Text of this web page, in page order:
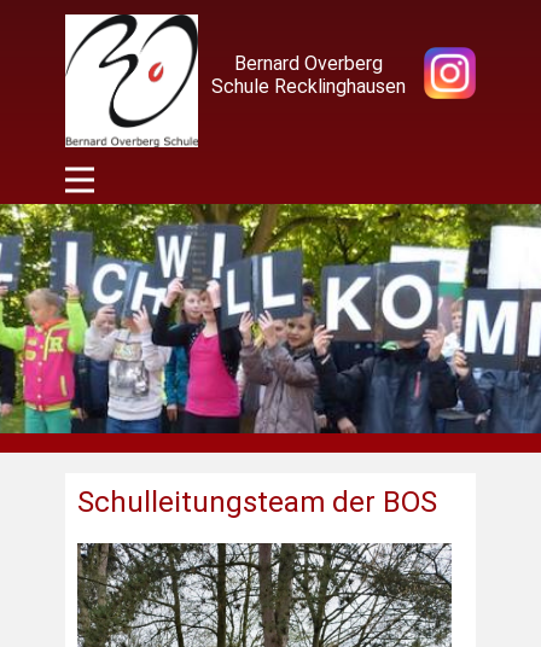
Bernard Overberg
Schule Recklinghausen
Schulleitungsteam der BOS